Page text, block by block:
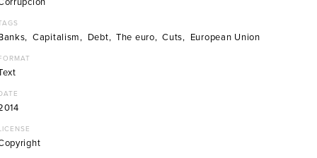
Capitalism Debt The euro Cuts European Union